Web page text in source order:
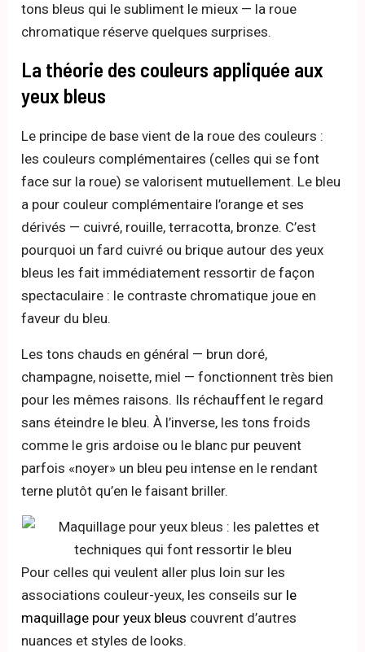
tons bleus qui le subliment le mieux — la roue
chromatique réserve quelques surprises.
La théorie des couleurs appliquée aux
yeux bleus
Le principe de base vient de la roue des couleurs :
les couleurs complémentaires (celles qui se font
face sur la roue) se valorisent mutuellement. Le bleu
a pour couleur complémentaire l’orange et ses
dérivés — cuivré, rouille, terracotta, bronze. C’est
pourquoi un fard cuivré ou brique autour des yeux
bleus les fait immédiatement ressortir de façon
spectaculaire : le contraste chromatique joue en
faveur du bleu.
Les tons chauds en général — brun doré,
champagne, noisette, miel — fonctionnent très bien
pour les mêmes raisons. Ils réchauffent le regard
sans éteindre le bleu. À l’inverse, les tons froids
comme le gris ardoise ou le blanc pur peuvent
parfois «noyer» un bleu peu intense en le rendant
terne plutôt qu’en le faisant briller.
Pour celles qui veulent aller plus loin sur les
associations couleur-yeux, les conseils sur le
maquillage pour yeux bleus couvrent d’autres
nuances et styles de looks.